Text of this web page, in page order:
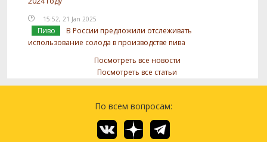
15:52, 21 Jan 2025
Пиво
В России предложили отслеживать
использование солода в производстве пива
Посмотреть все новости
Посмотреть все статьи
По всем вопросам: